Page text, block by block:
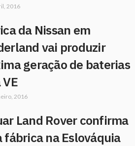
2016
da Nissan em
vai produzir
geração de baterias
2016
Land Rover confirma
fábrica na Eslováquia